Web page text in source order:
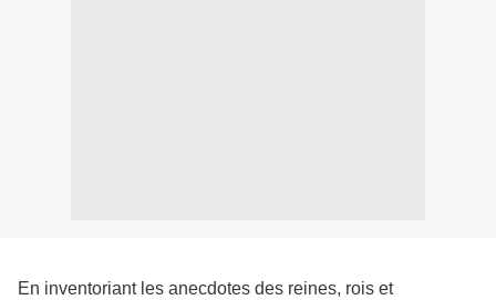
En inventoriant les anecdotes des reines, rois et